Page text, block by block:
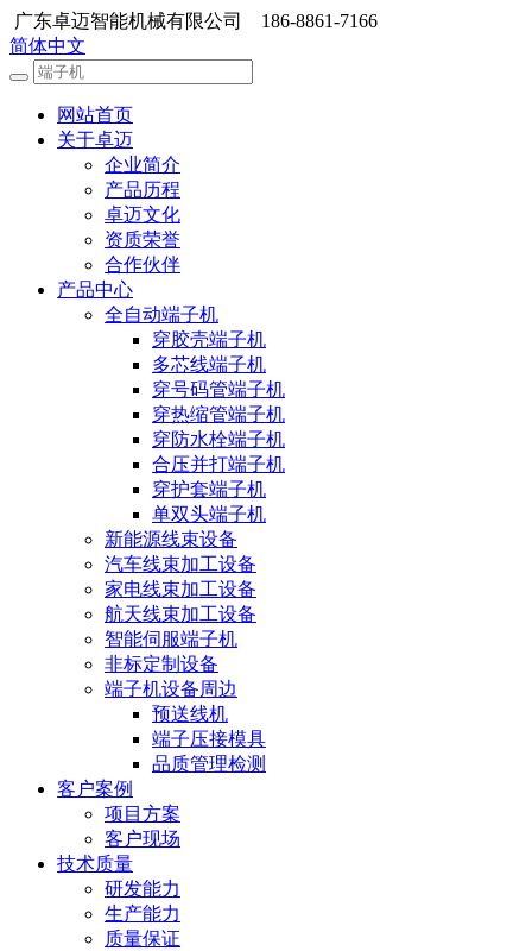
广东卓迈智能机械有限公司 186-8861-7166
简体中文
网站首页
关于卓迈
企业简介
产品历程
卓迈文化
资质荣誉
合作伙伴
产品中心
全自动端子机
穿胶壳端子机
多芯线端子机
穿号码管端子机
穿热缩管端子机
穿防水栓端子机
合压并打端子机
穿护套端子机
单双头端子机
新能源线束设备
汽车线束加工设备
家电线束加工设备
航天线束加工设备
智能伺服端子机
非标定制设备
端子机设备周边
预送线机
端子压接模具
品质管理检测
客户案例
项目方案
客户现场
技术质量
研发能力
生产能力
质量保证